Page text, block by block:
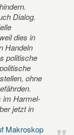
Dialog.
dies in
Handeln
politische
ohne
im Harmel-
jetzt in
Makroskop